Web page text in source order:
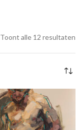
Toont alle 12 resultaten